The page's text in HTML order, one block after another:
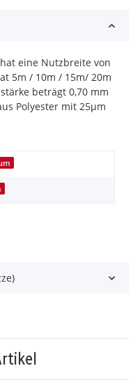
eine Nutzbreite von
5m / 10m / 15m/ 20m
beträgt 0,70 mm
Polyester mit 25µm